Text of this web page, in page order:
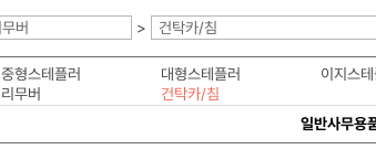
버 > 건탁카/침
중형스테플러 대형스테플러
이지스
리무버
건탁카/침
일반사무용